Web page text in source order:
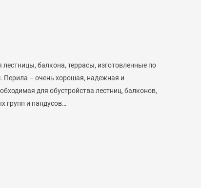
балкона, террасы, изготовленные по
Перила – очень хорошая, надежная и
для обустройства лестниц, балконов,
групп и пандусов…